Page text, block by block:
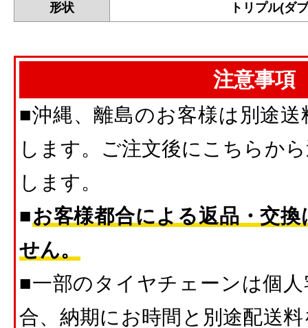
形状 トリプル(ダ
注意事項
■沖縄、離島のお客様は別途
します。ご注文後にこちらか
します。
■お客様都合による返品・交
せん。
■一部のタイヤチェーンは個
合、納期にお時間と別途配送